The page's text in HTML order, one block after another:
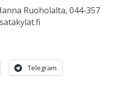
Ruoholalta, 044-357
Telegram